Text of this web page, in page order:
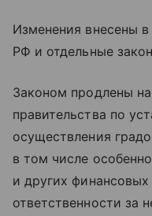
Изменения внесены
РФ и отдельные
Законом продлены
правительства по
осуществления
в том числе
и других
ответственности за